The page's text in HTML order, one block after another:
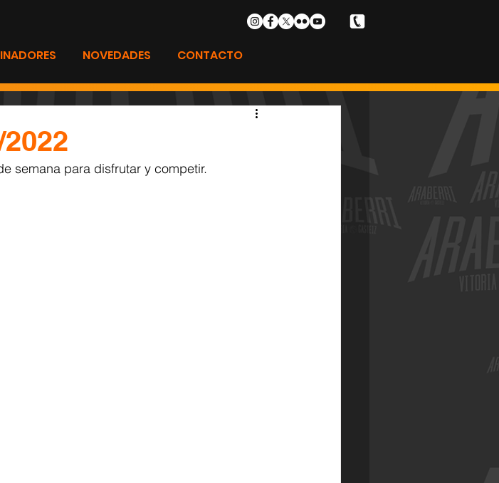
NOVEDADES CONTACTO
semana para disfrutar y competir.